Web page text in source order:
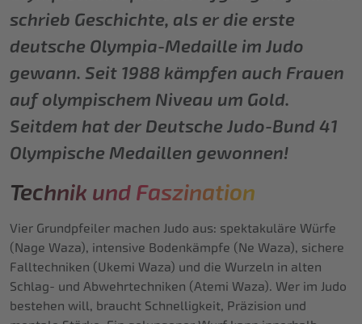
schrieb Geschichte, als er die erste
deutsche Olympia-Medaille im Judo
gewann. Seit 1988 kämpfen auch Frauen
auf olympischem Niveau um Gold.
Seitdem hat der Deutsche Judo-Bund 41
Olympische Medaillen gewonnen!
Technik und Faszination
Vier Grundpfeiler machen Judo aus: spektakuläre Würfe
(Nage Waza), intensive Bodenkämpfe (Ne Waza), sichere
Falltechniken (Ukemi Waza) und die Wurzeln in alten
Schlag- und Abwehrtechniken (Atemi Waza). Wer im Judo
bestehen will, braucht Schnelligkeit, Präzision und